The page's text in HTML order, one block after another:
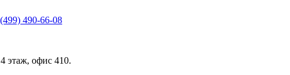
490-66-08
этаж, офис 410.